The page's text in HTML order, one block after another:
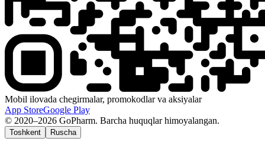
Mobil ilovada chegirmalar, promokodlar va aksiyalar
App StoreGoogle Play
© 2020–2026 GoPharm. Barcha huquqlar himoyalangan.
Toshkent Ruscha